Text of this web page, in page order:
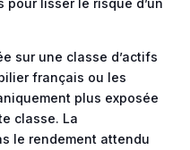
sur une classe d’actifs
français ou les
plus exposée
classe. La
le rendement attendu